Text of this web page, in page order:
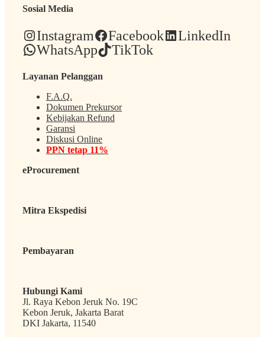
Sosial Media
Instagram Facebook
LinkedIn
WhatsApp
TikTok
Layanan Pelanggan
F.A.Q.
Dokumen Prekursor
Kebijakan Refund
Garansi
Diskusi Online
PPN tetap 11%
eProcurement
Mitra Ekspedisi
Pembayaran
Hubungi Kami
Jl. Raya Kebon Jeruk No. 19C
Kebon Jeruk, Jakarta Barat
DKI Jakarta, 11540